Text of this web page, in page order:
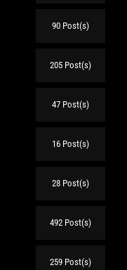
90 Post(s)
205 Post(s)
47 Post(s)
16 Post(s)
28 Post(s)
492 Post(s)
259 Post(s)